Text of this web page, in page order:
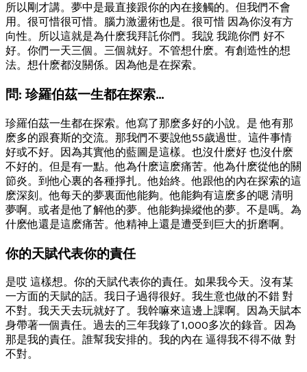
所以剛才講。夢中是最直接跟你的內在接觸的。但我們不會
用。很可惜很可惜。腦力激盪術也是。很可惜 因為你沒有方
向性。所以這就是為什麽我拜託你們。我說 我跪你們 好不
好。你們一天三個。三個就好。不管想什麽。有創造性的想
法。想什麽都沒關係。因為他是在探索。
問: 珍羅伯茲一生都在探索…
珍羅伯茲一生都在探索。他寫了那麽多好的小說。是 他有那
麽多的跟賽斯的交流。那我們不要說他55歲過世。這件事情
好或不好。因為其實他的藍圖是這樣。也沒什麽好 也沒什麽
不好的。但是有一點。他為什麽這麽痛苦。他為什麽從他的關
節炎。到他心裏的各種掙扎。他始終。他跟他的內在探索的這
麽深刻。他每天的夢裏面他能夠。他能夠有這麽多的嗯 清明
夢啊。或者是他了解他的夢。他能夠操縱他的夢。不是嗎。為
什麽他還是這麽痛苦。他精神上還是遭受到巨大的折磨啊。
你的天賦代表你的責任
是哎 這樣想。你的天賦代表你的責任。如果我今天。沒有某
一方面的天賦的話。我日子過得很好。我生意也做的不錯 對
不對。我天天去玩就好了。我幹嘛來這邊上課啊。因為天賦本
身帶著一個責任。過去的三年我錄了1,000多次的錄音。因為
那是我的責任。誰幫我安排的。我的內在 逼得我不得不做 對
不對。